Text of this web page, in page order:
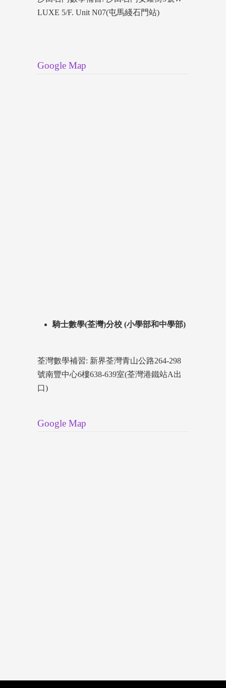
LUXE 5/F. Unit N07(屯馬綫石門站)
Google Map
騎士數學(荃灣)分校 (小學部和中學部)
荃灣數學補習: 新界荃灣青山公路264-298
號南豐中心6樓638-639室(荃灣港鐵站A出
口)
Google Map